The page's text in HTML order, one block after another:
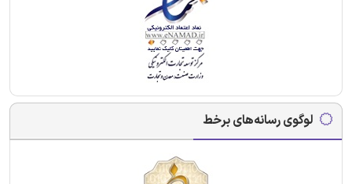
لوگوی رسانه‌های برخط